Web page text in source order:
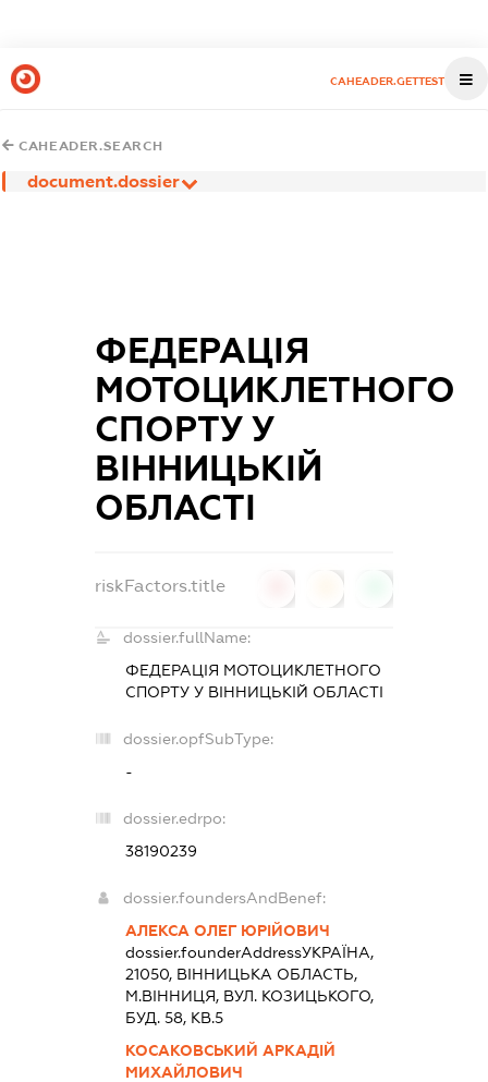
CAHEADER.GETTEST
CAHEADER.SEARCH
document.dossier
ФЕДЕРАЦІЯ
МОТОЦИКЛЕТНОГО
СПОРТУ У
ВІННИЦЬКІЙ
ОБЛАСТІ
riskFactors.title
dossier.fullName:
ФЕДЕРАЦІЯ МОТОЦИКЛЕТНОГО
СПОРТУ У ВІННИЦЬКІЙ ОБЛАСТІ
dossier.opfSubType:
-
dossier.edrpo:
38190239
dossier.foundersAndBenef:
АЛЕКСА ОЛЕГ ЮРІЙОВИЧ
dossier.founderAddressУКРАЇНА,
21050, ВIННИЦЬКА ОБЛАСТЬ,
М.ВІННИЦЯ, ВУЛ. КОЗИЦЬКОГО,
БУД. 58, КВ.5
КОСАКОВСЬКИЙ АРКАДІЙ
МИХАЙЛОВИЧ